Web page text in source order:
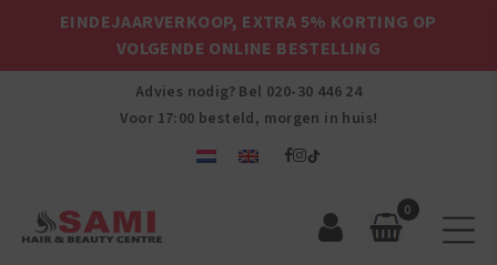
EINDEJAARVERKOOP, EXTRA 5% KORTING OP
VOLGENDE ONLINE BESTELLING
Advies nodig? Bel 020-30 446 24
Voor 17:00 besteld, morgen in huis!
0